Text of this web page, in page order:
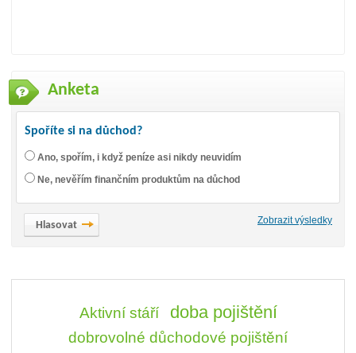
Anketa
Spoříte si na důchod?
Ano, spořím, i když peníze asi nikdy neuvidím
Ne, nevěřím finančním produktům na důchod
Zobrazit výsledky
Aktivní stáří doba pojištění
dobrovolné důchodové pojištění